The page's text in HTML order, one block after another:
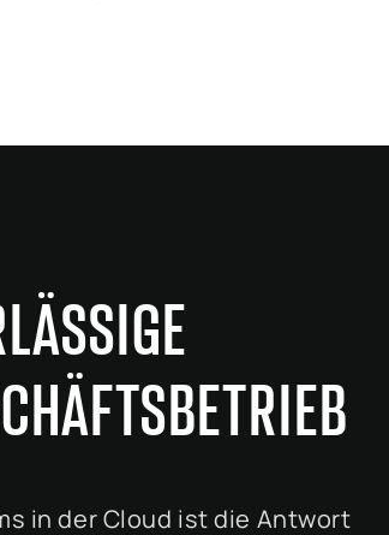
in der Cloud ist die Antwort